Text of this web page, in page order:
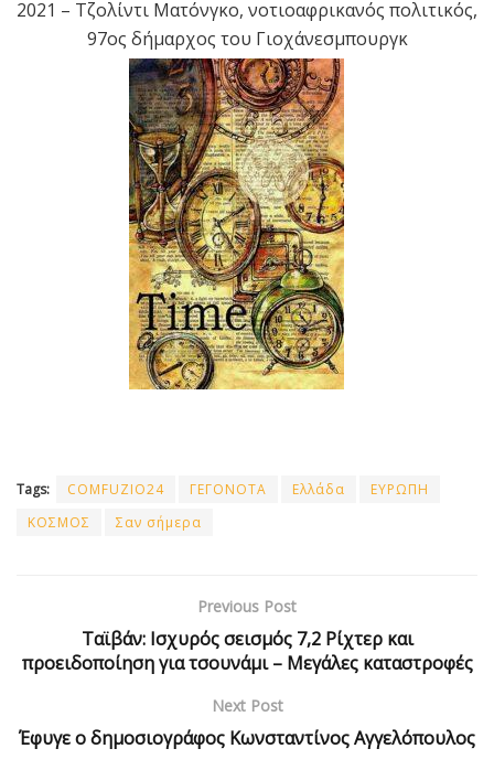
2021 – Τζολίντι Ματόνγκο, νοτιοαφρικανός πολιτικός,
97ος δήμαρχος του Γιοχάνεσμπουργκ
Tags: COMFUZIO24 ΓΕΓΟΝΟΤΑ Ελλάδα
ΕΥΡΩΠΗ
ΚΟΣΜΟΣ
Σαν σήμερα
Previous Post
Ταϊβάν: Ισχυρός σεισμός 7,2 Ρίχτερ και
προειδοποίηση για τσουνάμι – Mεγάλες καταστροφές
Next Post
Έφυγε ο δημοσιογράφος Κωνσταντίνος Αγγελόπουλος